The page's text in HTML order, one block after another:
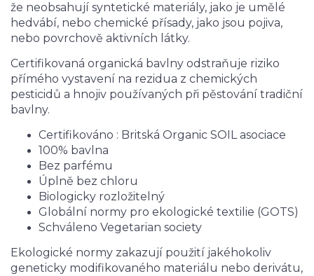
že neobsahují syntetické materiály, jako je umělé
hedvábí, nebo chemické přísady, jako jsou pojiva,
nebo povrchově aktivních látky.
Certifikovaná organická bavlny odstraňuje riziko
přímého vystavení na rezidua z chemických
pesticidů a hnojiv používaných při pěstování tradiční
bavlny.
Certifikováno : Britská Organic SOIL asociace
100% bavlna
Bez parfému
Úplně bez chloru
Biologicky rozložitelný
Globální normy pro ekologické textilie (GOTS)
Schváleno Vegetarian society
Ekologické normy zakazují použití jakéhokoliv
geneticky modifikovaného materiálu nebo derivátu,